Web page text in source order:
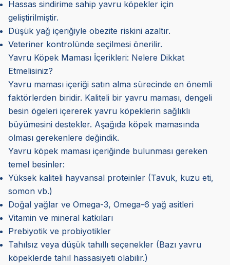
Hassas sindirime sahip yavru köpekler için
geliştirilmiştir.
Düşük yağ içeriğiyle obezite riskini azaltır.
Veteriner kontrolünde seçilmesi önerilir.
Yavru Köpek Maması İçerikleri: Nelere Dikkat
Etmelisiniz?
Yavru maması içeriği satın alma sürecinde en önemli
faktörlerden biridir. Kaliteli bir yavru maması, dengeli
besin ögeleri içererek yavru köpeklerin sağlıklı
büyümesini destekler. Aşağıda köpek mamasında
olması gerekenlere değindik.
Yavru köpek maması içeriğinde bulunması gereken
temel besinler:
Yüksek kaliteli hayvansal proteinler (Tavuk, kuzu eti,
somon vb.)
Doğal yağlar ve Omega-3, Omega-6 yağ asitleri
Vitamin ve mineral katkıları
Prebiyotik ve probiyotikler
Tahılsız veya düşük tahıllı seçenekler (Bazı yavru
köpeklerde tahıl hassasiyeti olabilir.)